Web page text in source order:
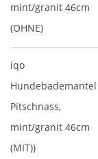
mint/granit 46cm
(OHNE)
iqo
Hundebademantel
Pitschnass,
mint/granit 46cm
(MIT))